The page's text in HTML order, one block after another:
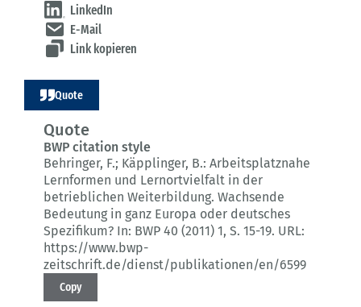
LinkedIn
E-Mail
Link kopieren
Quote
Quote
BWP citation style
Behringer, F.; Käpplinger, B.: Arbeitsplatznahe
Lernformen und Lernortvielfalt in der
betrieblichen Weiterbildung. Wachsende
Bedeutung in ganz Europa oder deutsches
Spezifikum? In: BWP 40 (2011) 1, S. 15-19. URL:
https://www.bwp-
zeitschrift.de/dienst/publikationen/en/6599
Copy